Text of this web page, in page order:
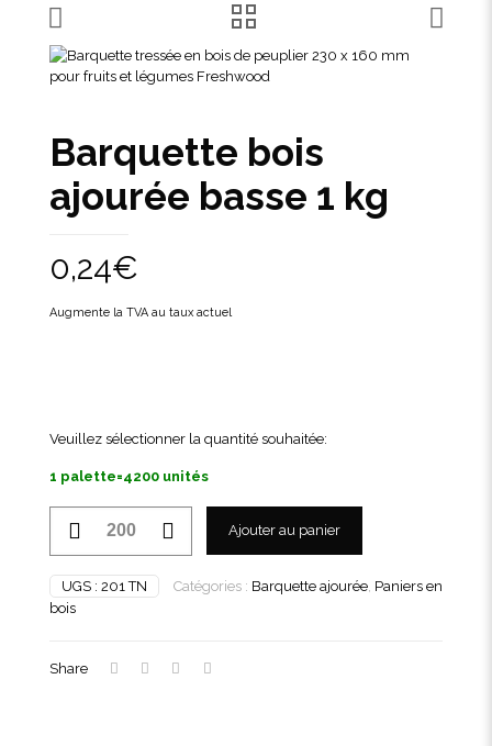
Barquette bois
ajourée basse 1 kg
0,24€
Augmente la TVA au taux actuel
Veuillez sélectionner la quantité souhaitée:
1 palette=4200 unités
Barquette
bois
ajourée
kg
Ajouter au panier
UGS : 201 TN Catégories : Barquette ajourée, Paniers en
bois
Share